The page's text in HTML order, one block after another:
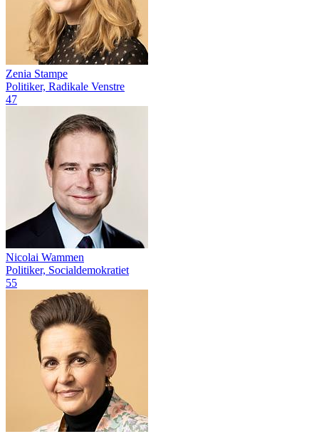
Zenia Stampe
Politiker, Radikale Venstre
47
Nicolai Wammen
Politiker, Socialdemokratiet
55